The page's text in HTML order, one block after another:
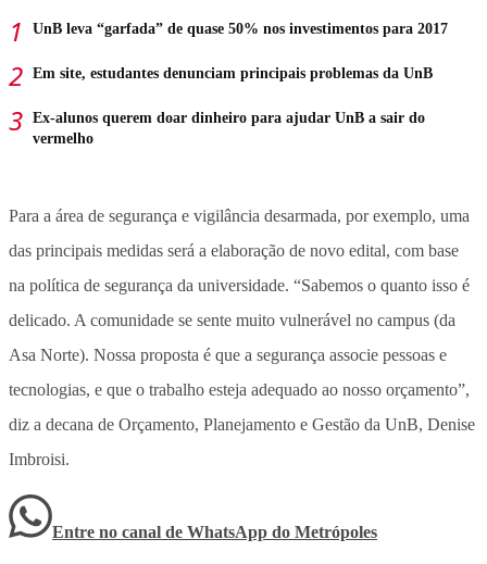
UnB leva “garfada” de quase 50% nos investimentos para 2017
Em site, estudantes denunciam principais problemas da UnB
Ex-alunos querem doar dinheiro para ajudar UnB a sair do
vermelho
Para a área de segurança e vigilância desarmada, por exemplo, uma
das principais medidas será a elaboração de novo edital, com base
na política de segurança da universidade. “Sabemos o quanto isso é
delicado. A comunidade se sente muito vulnerável no campus (da
Asa Norte). Nossa proposta é que a segurança associe pessoas e
tecnologias, e que o trabalho esteja adequado ao nosso orçamento”,
diz a decana de Orçamento, Planejamento e Gestão da UnB, Denise
Imbroisi.
Entre no canal de WhatsApp do Metrópoles